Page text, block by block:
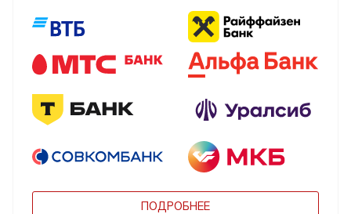
ПОДРОБНЕЕ